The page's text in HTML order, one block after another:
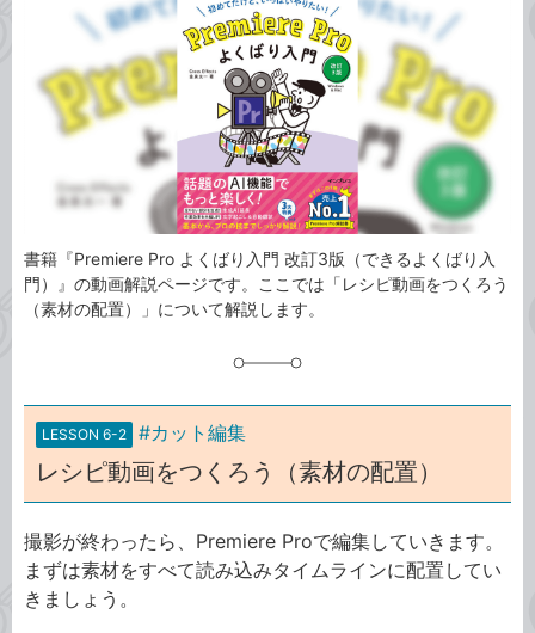
リ
書籍『Premiere Pro よくばり入門 改訂3版（できるよくばり入
門）』の動画解説ページです。ここでは「レシピ動画をつくろう
（素材の配置）」について解説します。
LESSON 6-2 #カット編集
レシピ動画をつくろう（素材の配置）
撮影が終わったら、Premiere Proで編集していきます。
まずは素材をすべて読み込みタイムラインに配置してい
きましょう。